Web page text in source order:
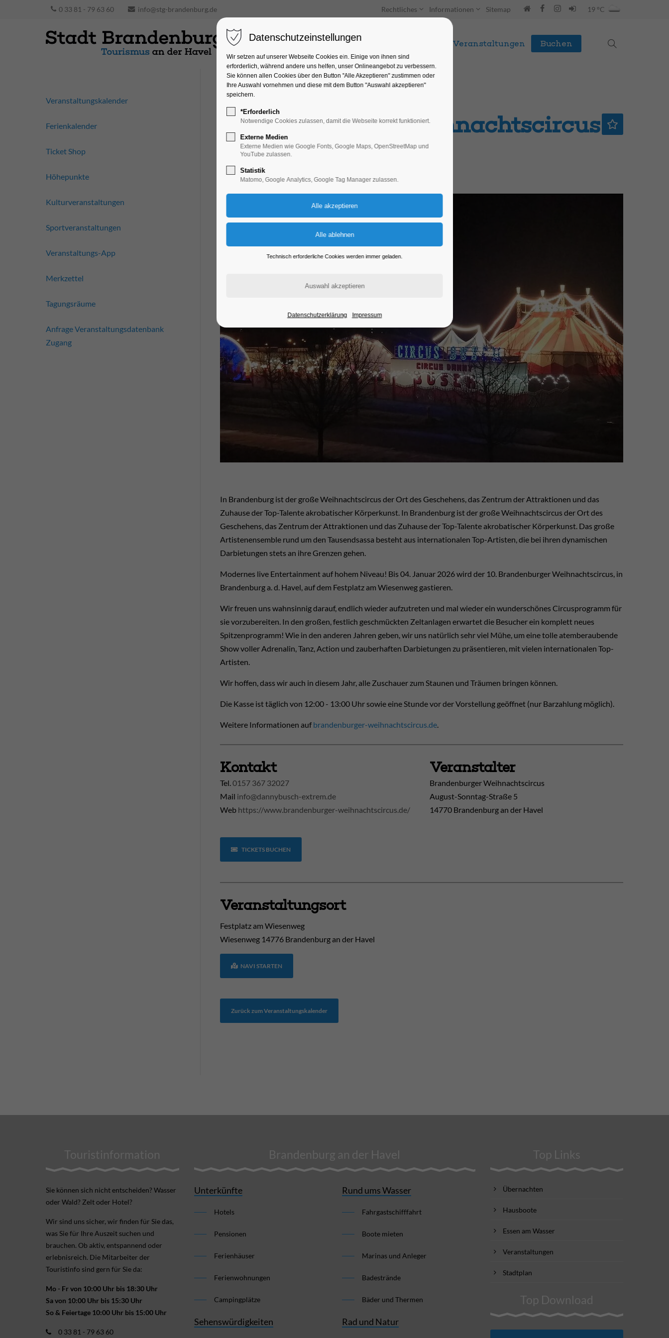
0 33 81 - 79 63 60 info@stg-brandenburg.de Rechtliches Informationen Sitemap 19 °C
Unterkünfte Entdecken & Erleben Veranstaltungen Buchen
Brandenburger Weihnachtscircus
Kunst, Party, Feiern, Fest, Winterzauber
21.12.2025, 18:30
In Brandenburg ist der große Weihnachtscircus der Ort des Geschehens, das Zentrum der Attraktionen und das
Zuhause der Top-Talente akrobatischer Körperkunst. In Brandenburg ist der große Weihnachtscircus der Ort des
Geschehens, das Zentrum der Attraktionen und das Zuhause der Top-Talente akrobatischer Körperkunst. Das große
Artistenensemble rund um den Tausendsassa besteht aus internationalen Top-Artisten, die bei ihren dynamischen
Darbietungen stets an ihre Grenzen gehen.
Modernes live Entertainment auf hohem Niveau! Bis 04. Januar 2026 wird der 10. Brandenburger Weihnachtscircus, in
Brandenburg a. d. Havel, auf dem Festplatz am Wiesenweg gastieren
Wir freuen uns wahnsinnig darauf, endlich wieder aufzutreten und mal wieder ein wunderschönes Circusprogramm für
sie vorzubereiten. In den großen, festlich geschmückten Zeltanlagen erwartet die Besucher ein komplett neues
Spitzenprogramm! Wie in den anderen Jahren geben, wir uns natürlich sehr viel Mühe, um eine tolle atemberaubende
Show voller Adrenalin, Tanz, Action und zauberhaften Darbietungen zu präsentieren, mit vielen internationalen Top-
Artisten.
Wir hoffen, dass wir auch in diesem Jahr, alle Zuschauer zum Staunen und Träumen bringen können.
Die Kasse ist täglich von 12:00 - 13:00 Uhr sowie eine Stunde vor der Vorstellung geöffnet (nur Barzahlung möglich).
Weitere Informationen auf brandenburger-weihnachtscircus.de
Kontakt
Tel. 0157 367 32027
Mail info@dannybusch-extrem.de
Web https://www.brandenburger-weihnachtscircus.de/
Veranstalter
Brandenburger Weihnachtscircus
August-Sonntag-Straße 5
14770 Brandenburg an der Havel
TICKETS BUCHEN
Veranstaltungsort
Festplatz am Wiesenweg
Wiesenweg 14776 Brandenburg an der Havel
NAVI STARTEN
Zurück zum Veranstaltungskalender
Veranstaltungskalender
Ferienkalender
Ticket Shop
Höhepunkte
Kulturveranstaltungen
Sportveranstaltungen
Veranstaltungs-App
Merkzettel
Tagungsräume
Anfrage Veranstaltungsdatenbank
Zugang
Touristinformation
Sie können sich nicht ent­scheiden? Wasser
oder Wald? Zelt oder Hotel?
Wir sind uns sicher, wir finden für Sie das,
was Sie für Ihre Aus­zeit suchen und
brauchen. Ob aktiv, ent­spannend oder
erlebnis­reich. Die Mitarbeiter der
Touristinfo sind gern für Sie da:
Mo - Fr von 10:00 Uhr bis 18:30 Uhr
Sa von 10:00 Uhr bis 15:30 Uhr
So & Feiertage 10:00 Uhr bis 15:00 Uhr
0 33 81 - 79 63 60
Brandenburg an der Havel
Unterkünfte
Hotels
Pensionen
Ferienhäuser
Ferienwohnungen
Campingplätze
Sehenswürdigkeiten
Rund ums Wasser
Fahrgastschifffahrt
Boote mieten
Marinas und Anleger
Badestrände
Bäder und Thermen
Rad und Natur
Top Links
Übernachten
Hausboote
Essen am Wasser
Veranstaltungen
Stadtplan
Top Download
Datenschutzeinstellungen
Wir setzen auf unserer Webseite Cookies ein. Einige von ihnen sind
erforderlich, während andere uns helfen, unser Onlineangebot zu verbessern.
Sie können allen Cookies über den Button "Alle Akzeptieren" zustimmen oder
Ihre Auswahl vornehmen und diese mit dem Button "Auswahl akzeptieren"
speichern.
*Erforderlich
Notwendige Cookies zulassen, damit die Webseite korrekt funktioniert.
Externe Medien
Externe Medien wie Google Fonts, Google Maps, OpenStreetMap und
YouTube zulassen.
Statistik
Matomo, Google Analytics, Google Tag Manager zulassen.
Technisch erforderliche Cookies werden immer geladen.
Datenschutzerklärung Impressum